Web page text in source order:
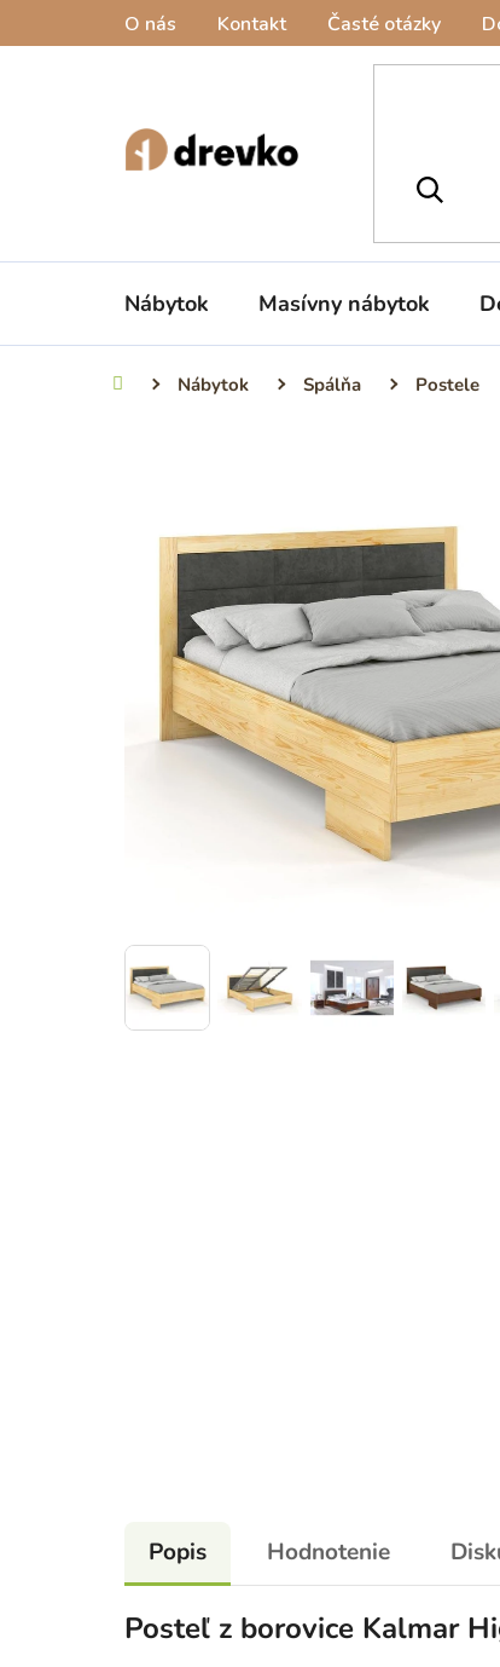
O nás Kontakt Časté otázky
Nábytok Masívny nábytok
Domov Nábytok Spálňa Postele
Popis Hodnotenie
Posteľ z borovice Kalmar